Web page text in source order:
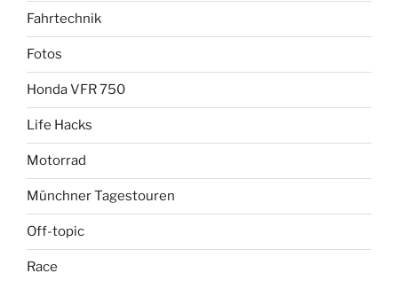
Fahrtechnik
Fotos
Honda VFR 750
Life Hacks
Motorrad
Münchner Tagestouren
Off-topic
Race